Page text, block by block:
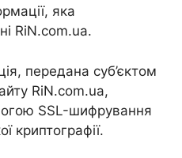
яка
RiN.com.ua.
передана суб’єктом
RiN.com.ua,
SSL-шифрування
криптографії.